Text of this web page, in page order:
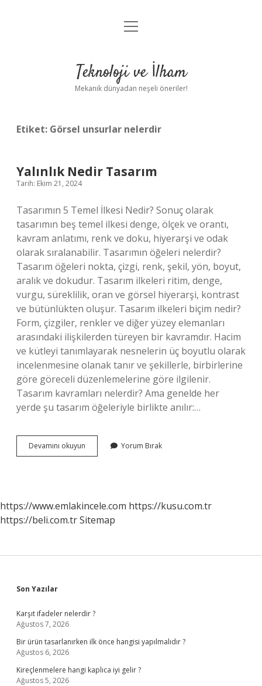
Anasayfa
Yasal Uyarı
menüyü
Teknoloji ve İlham
Mekanik dünyadan neşeli öneriler!
Etiket: Görsel unsurlar nelerdir
Yalınlık Nedir Tasarım
Tarih: Ekim 21, 2024
Tasarımın 5 Temel İlkesi Nedir? Sonuç olarak
tasarımın beş temel ilkesi denge, ölçek ve orantı,
kavram anlatımı, renk ve doku, hiyerarşi ve odak
olarak sıralanabilir. Tasarımın öğeleri nelerdir?
Tasarım öğeleri nokta, çizgi, renk, şekil, yön, boyut,
aralık ve dokudur. Tasarım ilkeleri ritim, denge,
vurgu, süreklilik, oran ve görsel hiyerarşi, kontrast
ve bütünlükten oluşur. Tasarım ilkeleri biçim nedir?
Form, çizgiler, renkler ve diğer yüzey elemanları
arasındaki ilişkilerden türeyen bir kavramdır. Hacim
ve kütleyi tanımlayarak nesnelerin üç boyutlu olarak
incelenmesine olanak tanır ve şekillerle, birbirlerine
göre göreceli düzenlemelerine göre ilgilenir.
Tasarım kavramları nelerdir? Ama genelde her
yerde şu tasarım öğeleriyle birlikte anılır:…
Devamını okuyun
Nedir
Yorum Bırak
https://www.emlakincele.com https://kusu.com.tr
https://beli.com.trSitemap
Sidebar
Son Yazılar
Karşıt ifadeler nelerdir ?
Ağustos 7, 2026
Bir ürün tasarlanırken ilk önce hangisi yapılmalıdır ?
Ağustos 6, 2026
Kireçlenmelere hangi kaplıca iyi gelir ?
Ağustos 5, 2026